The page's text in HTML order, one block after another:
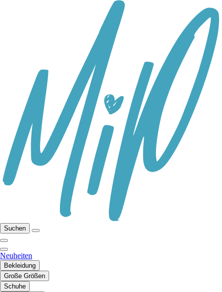
Suchen
Neuheiten
Bekleidung
Große Größen
Schuhe